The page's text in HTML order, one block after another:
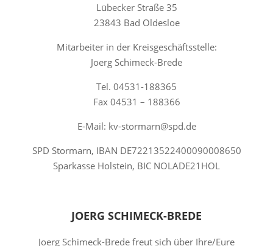
Lübecker Straße 35
23843 Bad Oldesloe
Mitarbeiter in der Kreisgeschäftsstelle:
Joerg Schimeck-Brede
Tel. 04531-188365
Fax 04531 – 188366
E-Mail: kv-stormarn@spd.de
SPD Stormarn, IBAN DE72213522400090008650
Sparkasse Holstein, BIC NOLADE21HOL
JOERG SCHIMECK-BREDE
Joerg Schimeck-Brede freut sich über Ihre/Eure